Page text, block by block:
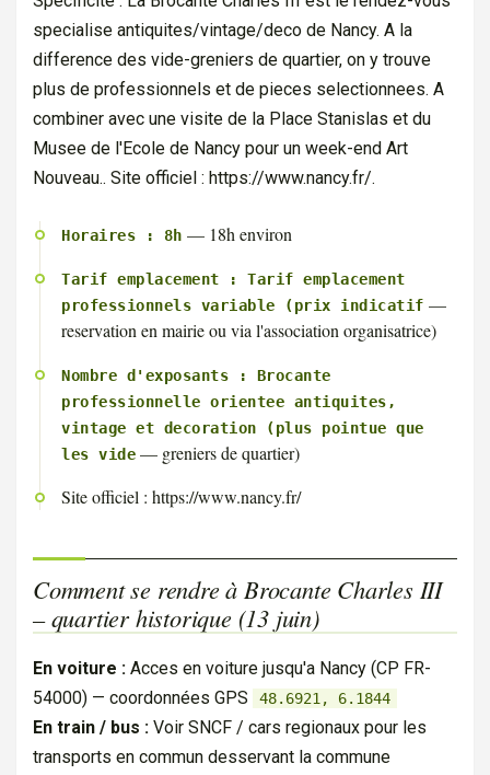
specialise antiquites/vintage/deco de Nancy. A la
difference des vide-greniers de quartier, on y trouve
plus de professionnels et de pieces selectionnees. A
combiner avec une visite de la Place Stanislas et du
Musee de l'Ecole de Nancy pour un week-end Art
Nouveau.. Site officiel : https://www.nancy.fr/.
Horaires : 8h — 18h environ
Tarif emplacement : Tarif emplacement
professionnels variable (prix indicatif —
reservation en mairie ou via l'association organisatrice)
Nombre d'exposants : Brocante
professionnelle orientee antiquites,
vintage et decoration (plus pointue que
les vide — greniers de quartier)
Site officiel : https://www.nancy.fr/
Comment se rendre à Brocante Charles III
– quartier historique (13 juin)
En voiture : Acces en voiture jusqu'a Nancy (CP FR-
54000) — coordonnées GPS
48.6921, 6.1844
En train / bus : Voir SNCF / cars regionaux pour les
transports en commun desservant la commune